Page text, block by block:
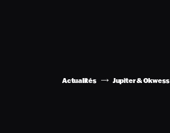
Actualités Jupiter & Okwess